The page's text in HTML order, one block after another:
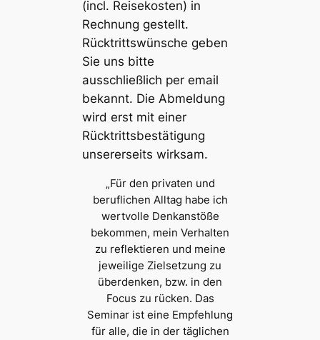
(incl. Reisekosten) in
Rechnung gestellt.
Rücktrittswünsche geben
Sie uns bitte
ausschließlich per email
bekannt. Die Abmeldung
wird erst mit einer
Rücktrittsbestätigung
unsererseits wirksam.
„Für den privaten und
beruflichen Alltag habe ich
wertvolle Denkanstöße
bekommen, mein Verhalten
zu reflektieren und meine
jeweilige Zielsetzung zu
überdenken, bzw. in den
Focus zu rücken. Das
Seminar ist eine Empfehlung
für alle, die in der täglichen